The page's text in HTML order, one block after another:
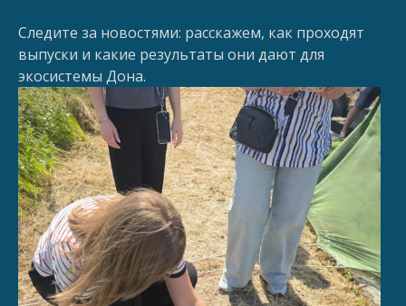
Следите за новостями: расскажем, как проходят
выпуски и какие результаты они дают для
экосистемы Дона.